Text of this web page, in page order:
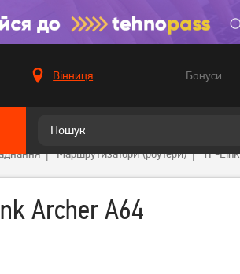
Вінниця Бонуси
Маршрутизатори (роутери) TP-Link
Archer A64